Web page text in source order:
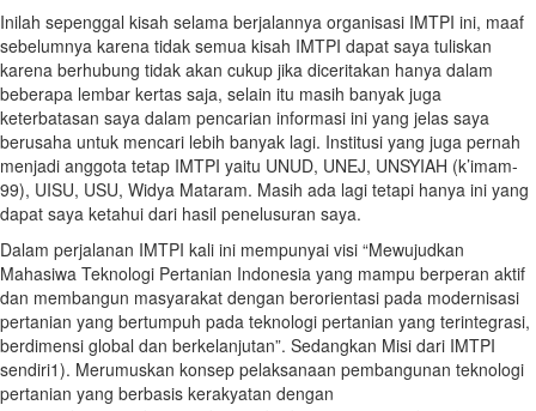
Inilah sepenggal kisah selama berjalannya organisasi IMTPI ini, maaf
sebelumnya karena tidak semua kisah IMTPI dapat saya tuliskan
karena berhubung tidak akan cukup jika diceritakan hanya dalam
beberapa lembar kertas saja, selain itu masih banyak juga
keterbatasan saya dalam pencarian informasi ini yang jelas saya
berusaha untuk mencari lebih banyak lagi. Institusi yang juga pernah
menjadi anggota tetap IMTPI yaitu UNUD, UNEJ, UNSYIAH (k’imam-
99), UISU, USU, Widya Mataram. Masih ada lagi tetapi hanya ini yang
dapat saya ketahui dari hasil penelusuran saya.
Dalam perjalanan IMTPI kali ini mempunyai visi “Mewujudkan
Mahasiwa Teknologi Pertanian Indonesia yang mampu berperan aktif
dan membangun masyarakat dengan berorientasi pada modernisasi
pertanian yang bertumpuh pada teknologi pertanian yang terintegrasi,
berdimensi global dan berkelanjutan”. Sedangkan Misi dari IMTPI
sendiri1). Merumuskan konsep pelaksanaan pembangunan teknologi
pertanian yang berbasis kerakyatan dengan